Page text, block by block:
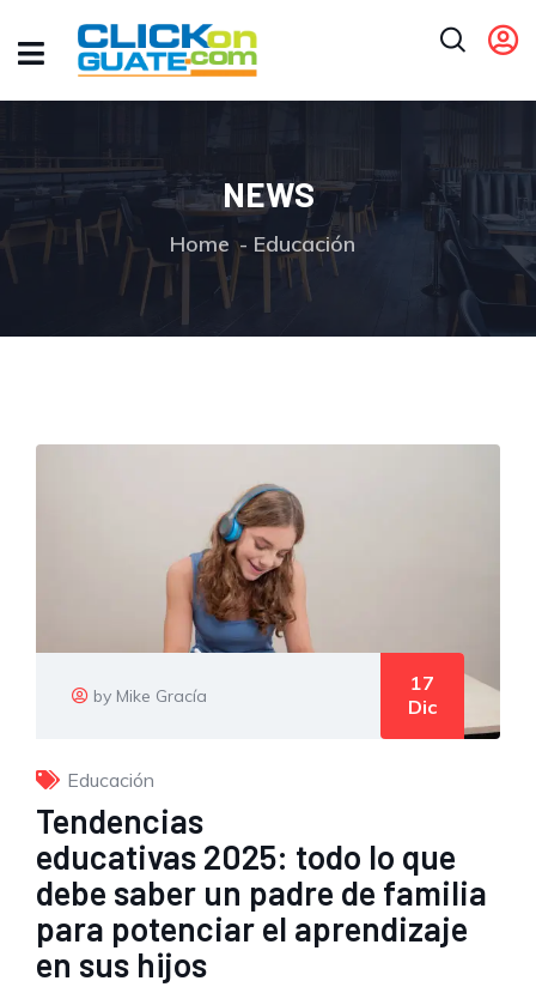
NEWS
Home Educación
by Mike Gracía
17
Dic
Educación
Tendencias
educativas 2025: todo lo que
debe saber un padre de familia
para potenciar el aprendizaje
en sus hijos